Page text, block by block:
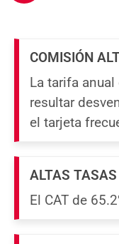
COMISIÓN
La tarifa
resultar
el tarjeta
ALTAS
El CAT de